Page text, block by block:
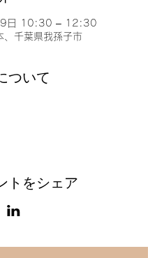
日 10:30 – 12:30
、千葉県我孫子市
ついて
トをシェア